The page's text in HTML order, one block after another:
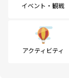
イベント・観戦
アクティビティ